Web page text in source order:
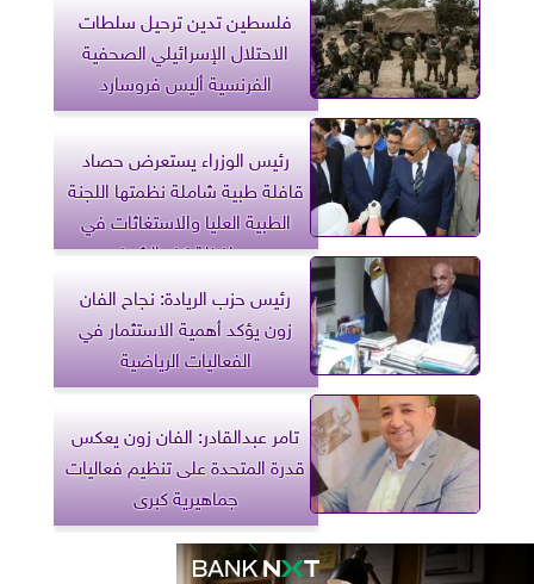
فلسطين تدين ترحيل سلطات
الاحتلال الإسرائيلي الصحفية
الفرنسية أليس فروسارد
رئيس الوزراء يستعرض حصاد
قافلة طبية شاملة نظمتها اللجنة
الطبية العليا والاستغاثات في
محافظة كفر الشيخ
رئيس حزب الريادة: نجاح الفان
زون يؤكد أهمية الاستثمار في
الفعاليات الرياضية
تامر عبدالقادر: الفان زون يعكس
قدرة المتحدة على تنظيم فعاليات
جماهيرية كبرى